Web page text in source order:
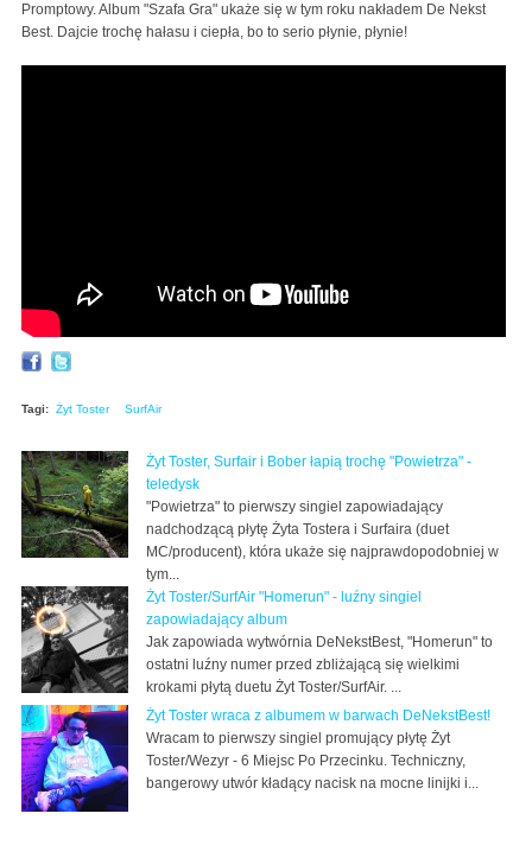
Promptowy. Album "Szafa Gra" ukaże się w tym roku nakładem De Nekst
Best. Dajcie trochę hałasu i ciepła, bo to serio płynie, płynie!
Tagi: Żyt Toster SurfAir
Żyt Toster, Surfair i Bober łapią trochę "Powietrza" -
teledysk
"Powietrza" to pierwszy singiel zapowiadający
nadchodzącą płytę Żyta Tostera i Surfaira (duet
MC/producent), która ukaże się najprawdopodobniej w
tym...
Żyt Toster/SurfAir "Homerun" - luźny singiel
zapowiadający album
Jak zapowiada wytwórnia DeNekstBest, "Homerun" to
ostatni luźny numer przed zbliżającą się wielkimi
krokami płytą duetu Żyt Toster/SurfAir. ...
Żyt Toster wraca z albumem w barwach DeNekstBest!
Wracam to pierwszy singiel promujący płytę Żyt
Toster/Wezyr - 6 Miejsc Po Przecinku. Techniczny,
bangerowy utwór kładący nacisk na mocne linijki i...